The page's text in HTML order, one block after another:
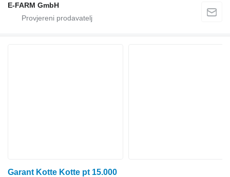
E-FARM GmbH
Garant Kotte Kotte pt 15.000